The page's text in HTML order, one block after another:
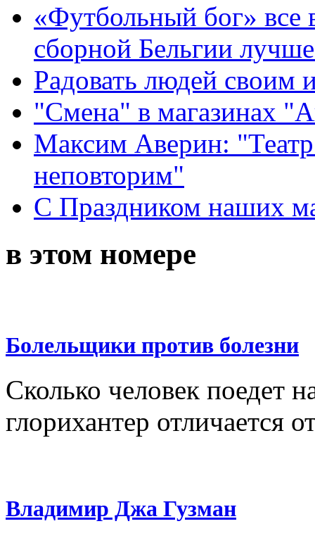
«Футбольный бог» все
сборной Бельгии
Радовать людей своим
"Смена" в магазинах
Максим Аверин:
неповторим"
С Праздником наших
в этом номере
Болельщики против болезни
Сколько человек поедет
глорихантер отличается
Владимир Джа Гузман